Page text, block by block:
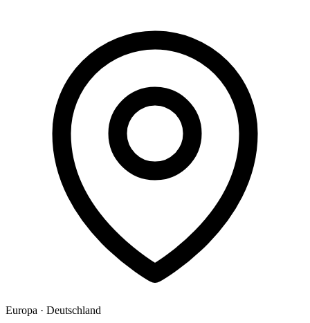
Europa · Deutschland